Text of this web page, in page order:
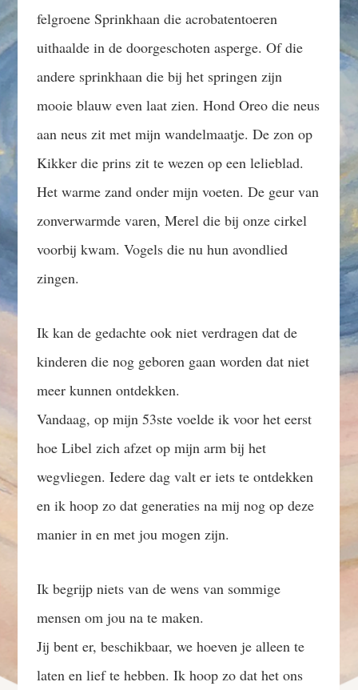
felgroene Sprinkhaan die acrobatentoeren
uithaalde in de doorgeschoten asperge. Of die
andere sprinkhaan die bij het springen zijn
mooie blauw even laat zien. Hond Oreo die neus
aan neus zit met mijn wandelmaatje. De zon op
Kikker die prins zit te wezen op een lelieblad.
Het warme zand onder mijn voeten. De geur van
zonverwarmde varen, Merel die bij onze cirkel
voorbij kwam. Vogels die nu hun avondlied
zingen.
Ik kan de gedachte ook niet verdragen dat de
kinderen die nog geboren gaan worden dat niet
meer kunnen ontdekken.
Vandaag, op mijn 53ste voelde ik voor het eerst
hoe Libel zich afzet op mijn arm bij het
wegvliegen. Iedere dag valt er iets te ontdekken
en ik hoop zo dat generaties na mij nog op deze
manier in en met jou mogen zijn.
Ik begrijp niets van de wens van sommige
mensen om jou na te maken.
Jij bent er, beschikbaar, we hoeven je alleen te
laten en lief te hebben. Ik hoop zo dat het ons